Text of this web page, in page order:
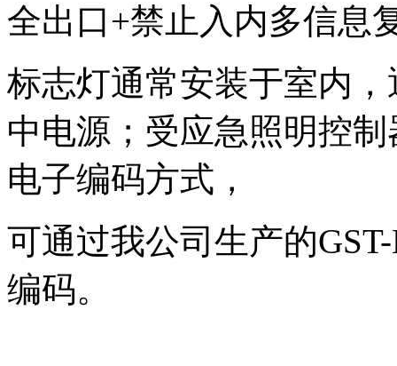
全出口+禁止入内多信息
标志灯通常安装于室内
中电源；受应急照明控
电子编码方式，
可通过我公司生产的
编码。